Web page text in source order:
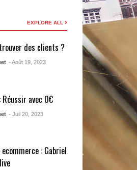
EXPLORE ALL
des clients ?
- Août 19, 2023
avec 0€
- Juil 20, 2023
: Gabriel